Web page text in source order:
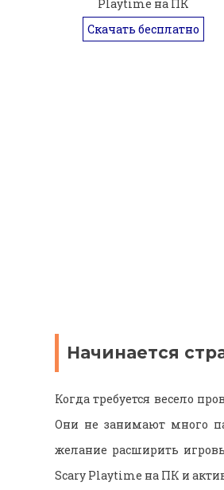
Скачать бесплатно
Начинается
Когда требуется весело
Они не занимают много
желание расширить
Scary Playtime на ПК и